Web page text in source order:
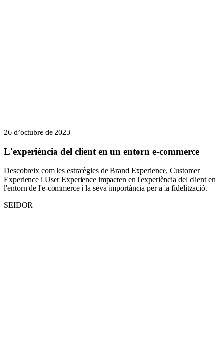
26 d’octubre de 2023
L'experiència del client en un entorn e-commerce
Descobreix com les estratègies de Brand Experience, Customer
Experience i User Experience impacten en l'experiència del client en
l'entorn de l'e-commerce i la seva importància per a la fidelització.
SEIDOR